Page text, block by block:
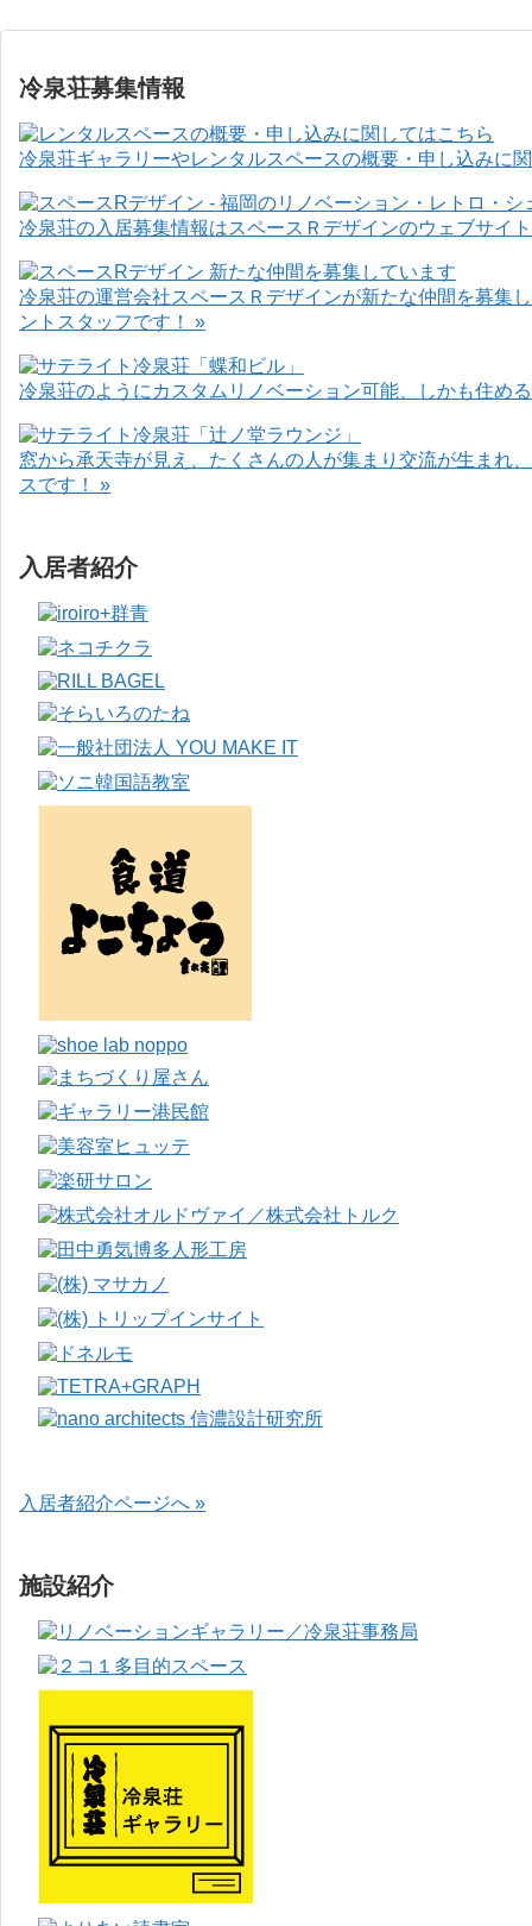
冷泉荘募集情報
冷泉荘ギャラリーやレンタルスペースの概要・申し込みに
冷泉荘の入居募集情報はスペースＲデザインのウェブサイ
冷泉荘の運営会社スペースＲデザインが新たな仲間を募集
ントスタッフです！ »
冷泉荘のようにカスタムリノベーション可能、しかも住め
窓から承天寺が見え、たくさんの人が集まり交流が生まれ
スです！ »
入居者紹介
入居者紹介ページへ »
施設紹介